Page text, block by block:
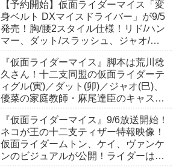
【予約開始】仮面ライダーマイス「変
身ベルト DXマイスドライバー」が9/5
発売！胸/腰2スタイル仕様！リド/ハン
マー、ダット/スラッシュ、ジャオ/バ
も！
『仮面ライダーマイス』脚本は荒川稔
久さん！十二支同盟の仮面ライダーテ
ィグル(寅)／ダット(卯)／ジャオ(巳)、
優菜の家庭教師・麻尾達臣のキャスト
んも変身！
『仮面ライダーマイス』9/6放送開始！
ネコが王の十二支ティザー特報映像！
仮面ライダームトン、ケイ、ヴァンケ
ンのビジュアルが公開！ライダーは子